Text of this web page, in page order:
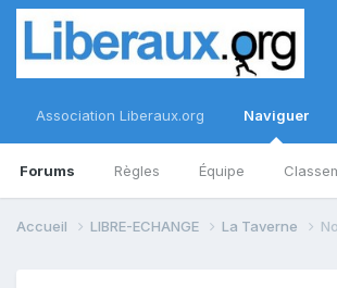
Association Liberaux.org Naviguer
Forums Règles Équipe
Accueil LIBRE-ECHANGE La Taverne